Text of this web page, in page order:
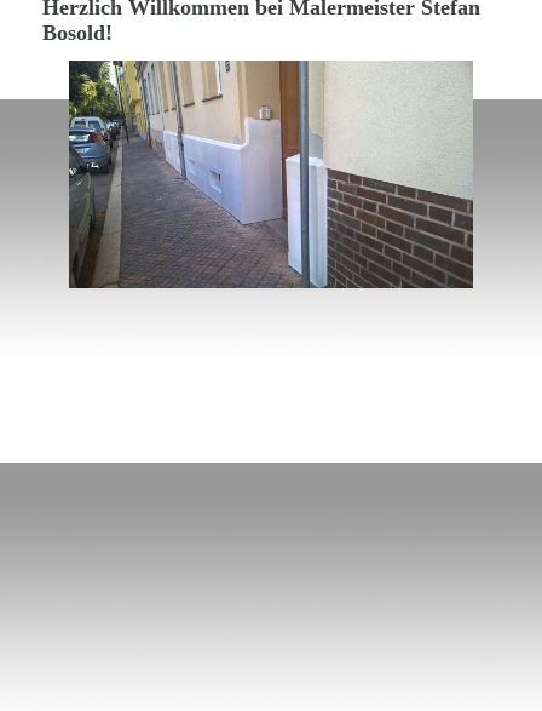
Herzlich Willkommen bei Malermeister Stefan
Bosold!